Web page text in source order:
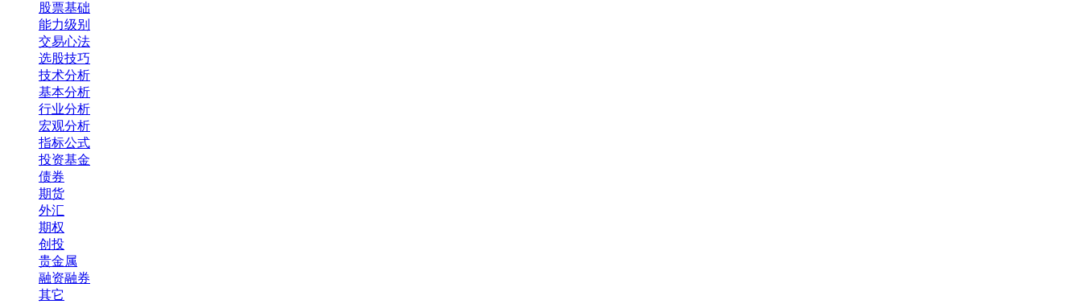
股票基础
能力级别
交易心法
选股技巧
技术分析
基本分析
行业分析
宏观分析
指标公式
投资基金
债券
期货
外汇
期权
创投
贵金属
融资融券
其它